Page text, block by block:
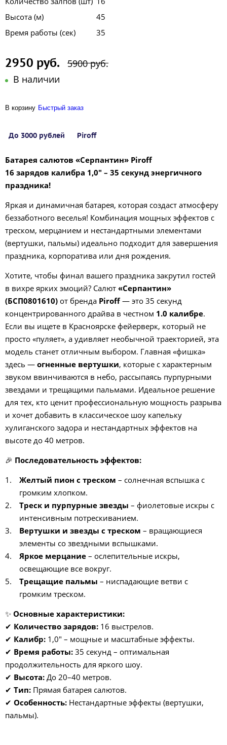
Высота (м)
45
Время работы (сек)
35
2950 руб.
5900 руб.
В наличии
В корзину Быстрый заказ
До 3000 рублей Piroff
Батарея салютов «Серпантин» Piroff
16 зарядов калибра 1,0" – 35 секунд энергичного
праздника!
Яркая и динамичная батарея, которая создаст атмосферу
беззаботного веселья! Комбинация мощных эффектов с
треском, мерцанием и нестандартными элементами
(вертушки, пальмы) идеально подходит для завершения
праздника, корпоратива или дня рождения.
Хотите, чтобы финал вашего праздника закрутил гостей
в вихре ярких эмоций? Салют «Серпантин»
(БСП0801610) от бренда Piroff— это 35 секунд
концентрированного драйва в честном 1.0 калибре.
Если вы ищете в Красноярске фейерверк, который не
просто «пуляет», а удивляет необычной траекторией, эта
модель станет отличным выбором. Главная «фишка»
здесь — огненные вертушки, которые с характерным
звуком ввинчиваются в небо, рассыпаясь пурпурными
звездами и трещащими пальмами. Идеальное решение
для тех, кто ценит профессиональную мощность разрыва
и хочет добавить в классическое шоу капельку
хулиганского задора и нестандартных эффектов на
высоте до 40 метров.
🎉 Последовательность эффектов:
Желтый пион с треском – солнечная вспышка с
громким хлопком.
Треск и пурпурные звезды – фиолетовые искры с
интенсивным потрескиванием.
Вертушки и звезды с треском – вращающиеся
элементы со звездными вспышками.
Яркое мерцание– ослепительные искры,
освещающие все вокруг.
Трещащие пальмы – ниспадающие ветви с
громким треском.
✨ Основные характеристики:
✔ Количество зарядов: 16 выстрелов.
✔ Калибр: 1,0" – мощные и масштабные эффекты.
✔ Время работы: 35 секунд – оптимальная
продолжительность для яркого шоу.
✔ Высота: До 20–40 метров.
✔ Тип: Прямая батарея салютов.
✔ Особенность: Нестандартные эффекты (вертушки,
пальмы).